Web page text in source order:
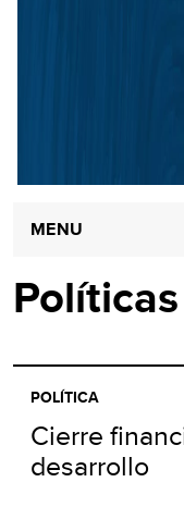
Main
MENU
Políticas
POLÍTICA
Cierre
desarrollo